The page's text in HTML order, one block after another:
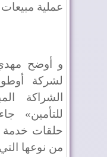
عملية مبيعات
و أوضح مهدي
الشراكة
للتأمين»
حلقات خدمة